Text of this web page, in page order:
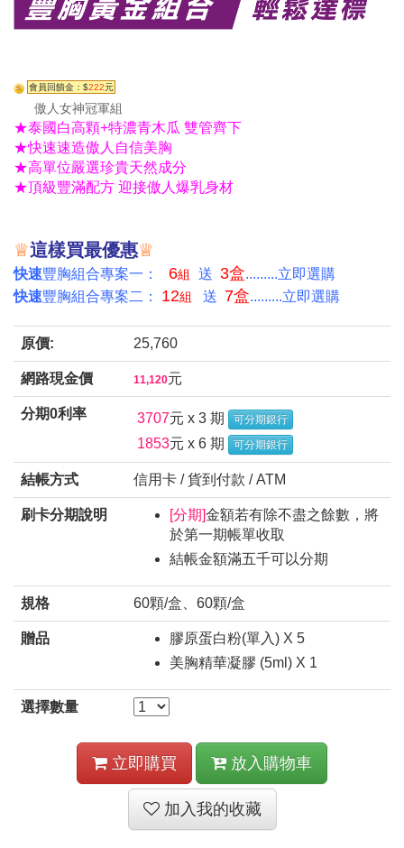
會員回饋金：$222元
傲人女神冠軍組
★泰國白高顆+特濃青木瓜 雙管齊下
★快速速造傲人自信美胸
★高單位嚴選珍貴天然成分
★頂級豐滿配方 迎接傲人爆乳身材
♕這樣買最優惠♕
快速豐胸組合專案一： 6組 送 3盒.........立即選購
快速豐胸組合專案二： 12組 送 7盒.........立即選購
原價: 25,760
網路現金價 11,120元
分期0利率 3707元 x 3 期 可分期銀行
1853元 x 6 期 可分期銀行
結帳方式 信用卡 / 貨到付款 / ATM
刷卡分期說明 [分期] 金額若有除不盡之餘數，將
於第一期帳單收取
結帳金額滿五千可以分期
規格 60顆/盒、60顆/盒
贈品
膠原蛋白粉(單入) X 5
美胸精華凝膠 (5ml) X 1
選擇數量
立即購買 放入購物車
加入我的收藏